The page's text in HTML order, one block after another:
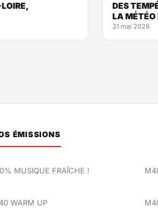
DES
LA MÉTÉO
31 mai 2026
ÉMISSIONS
MUSIQUE FRAÎCHE !
WARM UP